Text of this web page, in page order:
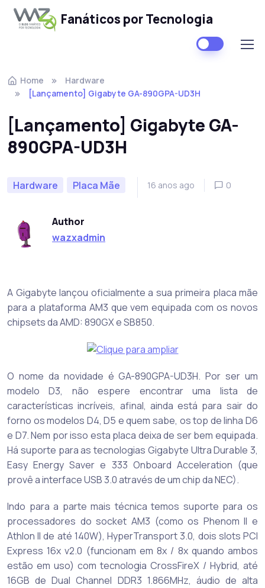
Fanáticos por Tecnologia
Home
Hardware
[Lançamento] Gigabyte GA-890GPA-UD3H
[Lançamento] Gigabyte GA-
890GPA-UD3H
Hardware Placa Mãe 16 anos ago 0
Author
wazxadmin
A Gigabyte lançou oficialmente a sua primeira placa mãe
para a plataforma AM3 que vem equipada com os novos
chipsets da AMD: 890GX e SB850.
O nome da novidade é GA-890GPA-UD3H. Por ser um
modelo D3, não espere encontrar uma lista de
características incríveis, afinal, ainda está para sair do
forno os modelos D4, D5 e quem sabe, os top de linha D6
e D7. Nem por isso esta placa deixa de ser bem equipada.
Há suporte para as tecnologias Gigabyte Ultra Durable 3,
Easy Energy Saver e 333 Onboard Acceleration (que
provê a interface USB 3.0 através de um chip da NEC).
Indo para a parte mais técnica temos suporte para os
processadores do socket AM3 (como os Phenom II e
Athlon II de até 140W), HyperTransport 3.0, dois slots PCI
Express 16x v2.0 (funcionam em 8x / 8x quando ambos
estão em uso) com tecnologia CrossFireX / Hybrid, até
16GB de Dual Channel DDR3 1.866MHz, áudio de alta